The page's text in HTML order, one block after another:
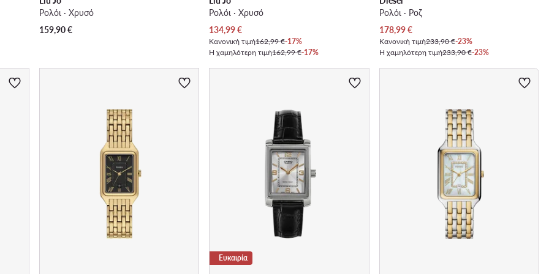
Ρολόι · Χρυσό
159,90€
Ρολόι · Χρυσό
Τρέχουσα τιμή
134,99€
Κανονική τιμή162,99 €-17%
Η χαμηλότερη τιμή162,99 €-17%
Ρολόι · Ροζ
Τρέχουσα τιμή
178,99€
Κανονική τιμή233,90 €-23%
Η χαμηλότερη τιμή233,90 €-23%
Ευκαιρία